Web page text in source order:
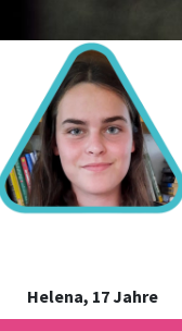
Helena, 17 Jahre